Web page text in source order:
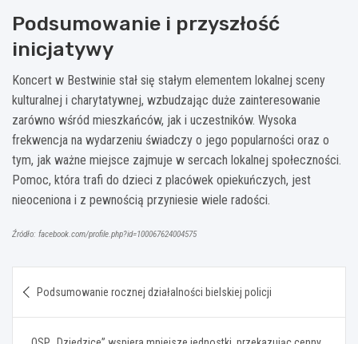
Podsumowanie i przyszłość
inicjatywy
Koncert w Bestwinie stał się stałym elementem lokalnej sceny
kulturalnej i charytatywnej, wzbudzając duże zainteresowanie
zarówno wśród mieszkańców, jak i uczestników. Wysoka
frekwencja na wydarzeniu świadczy o jego popularności oraz o
tym, jak ważne miejsce zajmuje w sercach lokalnej społeczności.
Pomoc, która trafi do dzieci z placówek opiekuńczych, jest
nieoceniona i z pewnością przyniesie wiele radości.
Źródło: facebook.com/profile.php?id=100067624004575
wpisu
Podsumowanie rocznej działalności bielskiej policji